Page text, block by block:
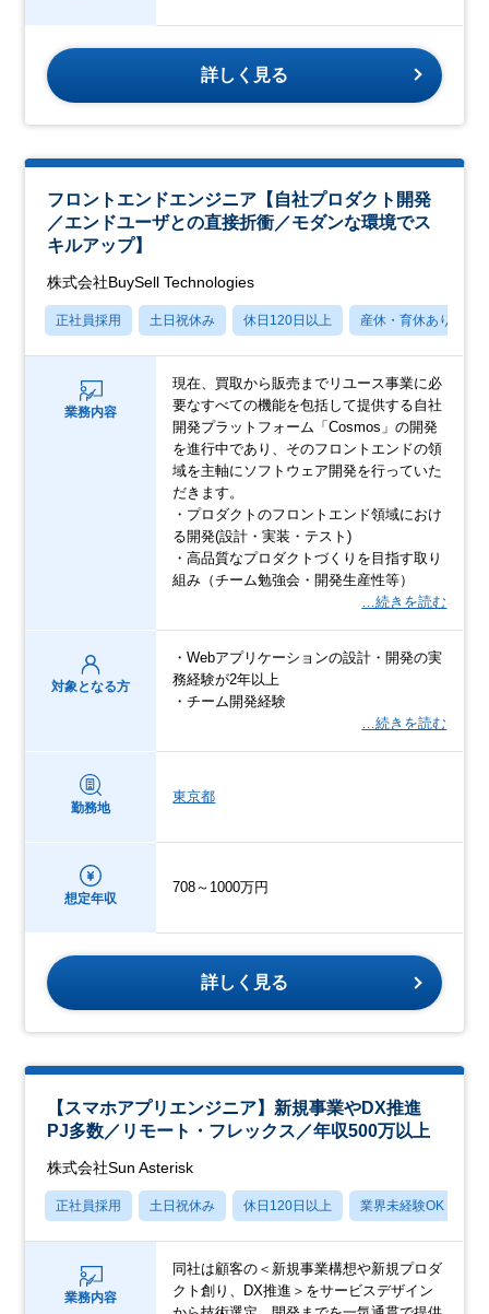
詳しく見る
フロントエンドエンジニア【自社プロダクト開発
／エンドユーザとの直接折衝／モダンな環境でス
キルアップ】
株式会社BuySell Technologies
正社員採用 土日祝休み 休日120日以上 産休・育休あり
業務内容
現在、買取から販売までリユース事業に必
要なすべての機能を包括して提供する自社
開発プラットフォーム「Cosmos」の開発
を進行中であり、そのフロントエンドの領
域を主軸にソフトウェア開発を行っていた
だきます。
・プロダクトのフロントエンド領域におけ
る開発(設計・実装・テスト)
・高品質なプロダクトづくりを目指す取り
組み（チーム勉強会・開発生産性等）
…続きを読む
対象となる方
・Webアプリケーションの設計・開発の実
務経験が2年以上
・チーム開発経験
…続きを読む
勤務地
東京都
想定年収
708～1000万円
詳しく見る
【スマホアプリエンジニア】新規事業やDX推進
PJ多数／リモート・フレックス／年収500万以上
株式会社Sun Asterisk
正社員採用 土日祝休み 休日120日以上 業界未経験OK
業務内容
同社は顧客の＜新規事業構想や新規プロダ
クト創り、DX推進＞をサービスデザイン